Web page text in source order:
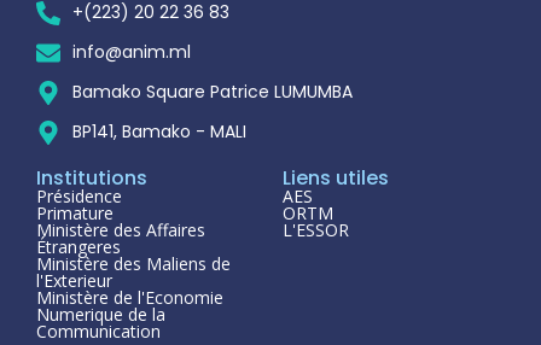
+(223) 20 22 36 83
info@anim.ml
Bamako Square Patrice LUMUMBA
BP141, Bamako - MALI
Institutions
Présidence
Primature
Ministère des Affaires
Étrangeres
Ministère des Maliens de
l'Exterieur
Ministère de l'Economie
Numerique de la
Communication
Liens utiles
AES
ORTM
L'ESSOR